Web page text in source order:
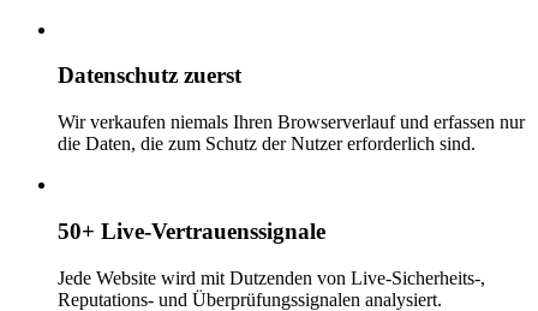
Datenschutz zuerst
Wir verkaufen niemals Ihren Browserverlauf und erfassen nur
die Daten, die zum Schutz der Nutzer erforderlich sind.
50+ Live-Vertrauenssignale
Jede Website wird mit Dutzenden von Live-Sicherheits-,
Reputations- und Überprüfungssignalen analysiert.